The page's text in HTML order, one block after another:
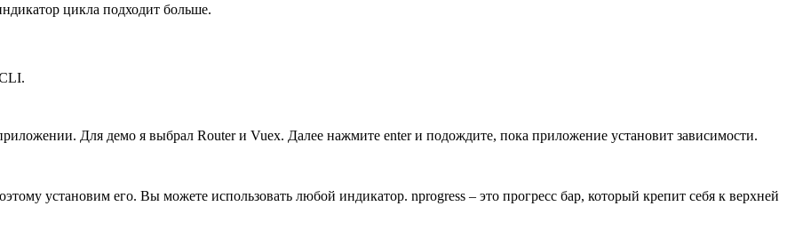
цикла подходит больше.
Для демо я выбрал Router и Vuex. Далее нажмите enter и подождите, пока приложение установит зависимости.
установим его. Вы можете использовать любой индикатор. nprogress – это прогресс бар, который крепит себя к верхней